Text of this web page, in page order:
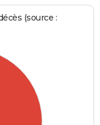
(source :